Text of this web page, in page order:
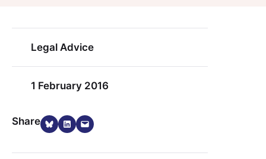
Legal Advice
1 February 2016
ShareShare on Bluesky
Share on LinkedIn
Email this Page